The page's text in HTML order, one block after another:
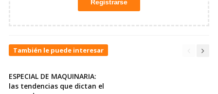
También le puede interesar
ESPECIAL DE MAQUINARIA:
las tendencias que dictan el